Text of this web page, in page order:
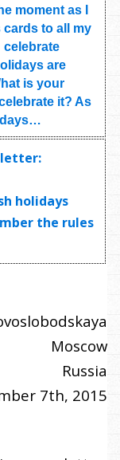
moment as I
cards to all my
are
is your
it? As
letter:
holidays
the rules
Moscow
Russia
7th, 2015